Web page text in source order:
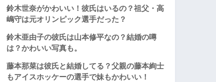
鈴木世奈がかわいい！彼氏はいるの？祖父・高
嶋守は元オリンピック選手だった？
鈴木亜由子の彼氏は山本修平なの？結婚の噂
は？かわいい写真も。
藤本那菜は彼氏と結婚してる？父親の藤本絢士
もアイスホッケーの選手で妹もかわいい！